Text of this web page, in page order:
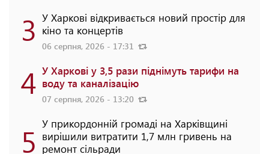
3 У Харкові відкривається новий простір для
кіно та концертів
06 серпня, 2026 - 17:31
4 У Харкові у 3,5 рази піднімуть тарифи на
воду та каналізацію
07 серпня, 2026 - 13:20
5 У прикордонній громаді на Харківщині
вирішили витратити 1,7 млн гривень на
ремонт сільради